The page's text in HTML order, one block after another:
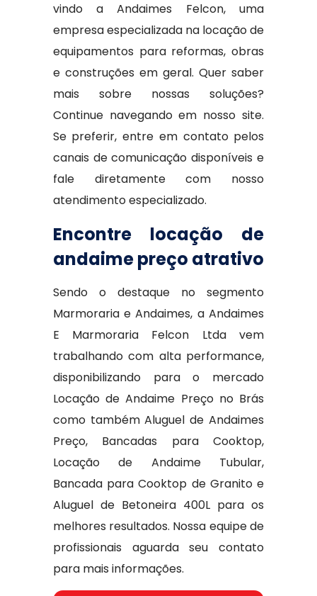
vindo a Andaimes Felcon, uma
empresa especializada na locação de
equipamentos para reformas, obras
e construções em geral. Quer saber
mais sobre nossas soluções?
Continue navegando em nosso site.
Se preferir, entre em contato pelos
canais de comunicação disponíveis e
fale diretamente com nosso
atendimento especializado.
Encontre locação de
andaime preço atrativo
Sendo o destaque no segmento
Marmoraria e Andaimes, a Andaimes
E Marmoraria Felcon Ltda vem
trabalhando com alta performance,
disponibilizando para o mercado
Locação de Andaime Preço no Brás
como também Aluguel de Andaimes
Preço, Bancadas para Cooktop,
Locação de Andaime Tubular,
Bancada para Cooktop de Granito e
Aluguel de Betoneira 400L para os
melhores resultados. Nossa equipe de
profissionais aguarda seu contato
para mais informações.